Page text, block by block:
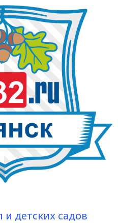
детских садов